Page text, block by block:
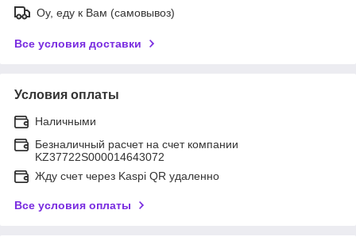
Оу, еду к Вам (самовывоз)
Все условия доставки
Условия оплаты
Наличными
Безналичный расчет на счет компании
KZ37722S000014643072
Жду счет через Kaspi QR удаленно
Все условия оплаты